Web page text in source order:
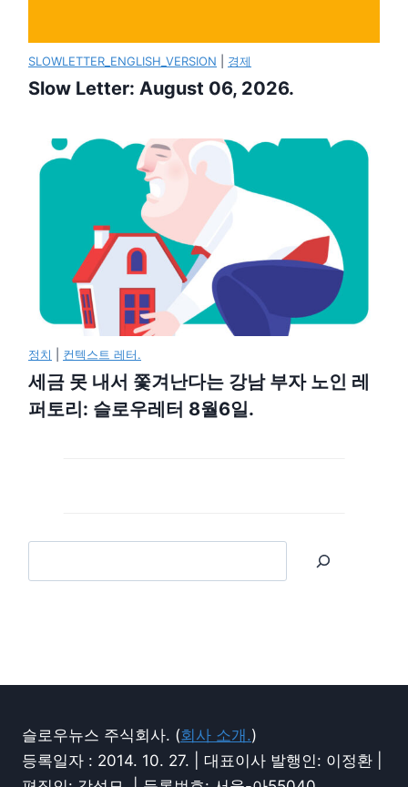
SLOWLETTER_ENGLISH_VERSION 경제
Slow Letter: August 06, 2026.
정치 컨텍스트 레터.
세금 못 내서 쫓겨난다는 강남 부자 노인 레
퍼토리: 슬로우레터 8월6일.
슬로우뉴스 주식회사. (회사 소개.)
등록일자 : 2014. 10. 27. | 대표이사 발행인: 이정환 |